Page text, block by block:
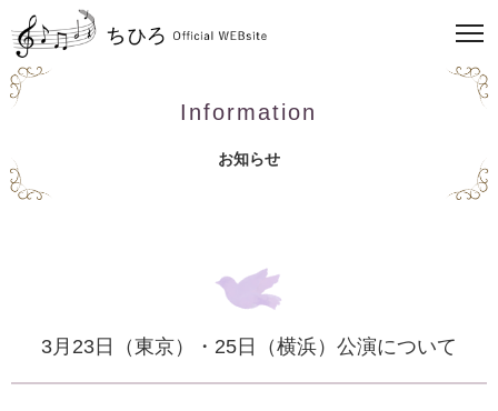
Information
お知らせ
3月23日（東京）・25日（横浜）公演について